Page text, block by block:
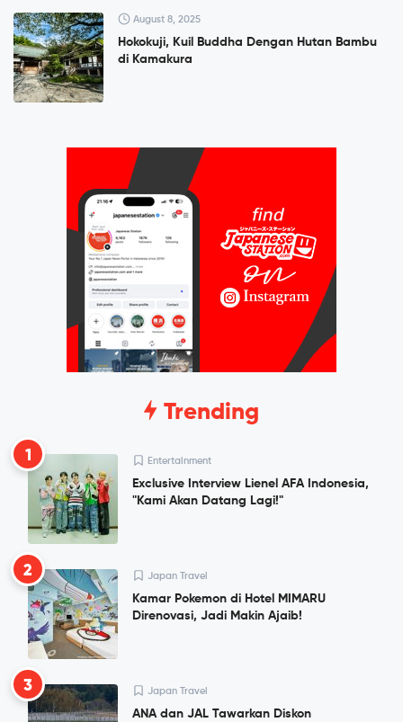
August 8, 2025
Hokokuji, Kuil Buddha Dengan Hutan Bambu
di Kamakura
Trending
1 Entertainment
Exclusive Interview Lienel AFA Indonesia,
"Kami Akan Datang Lagi!"
2 Japan Travel
Kamar Pokemon di Hotel MIMARU
Direnovasi, Jadi Makin Ajaib!
3 Japan Travel
ANA dan JAL Tawarkan Diskon